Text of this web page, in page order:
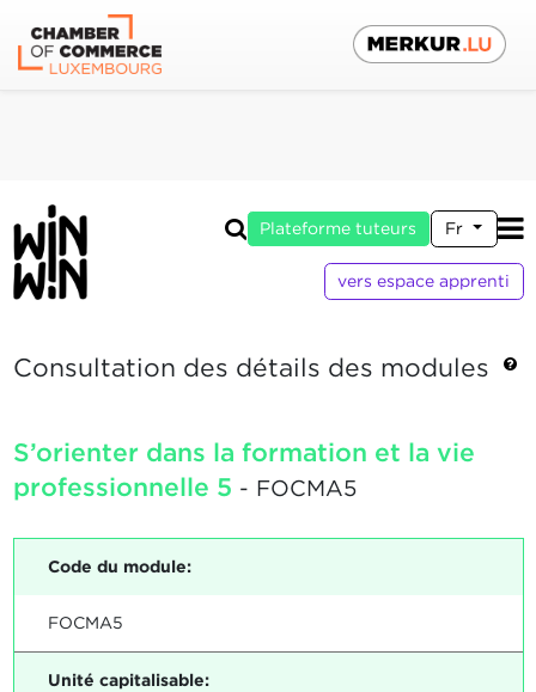
Plateforme tuteurs Fr
vers espace apprenti
Consultation des détails des modules
S’orienter dans la formation et la vie
professionnelle 5 - FOCMA5
Code du module:
FOCMA5
Unité capitalisable: